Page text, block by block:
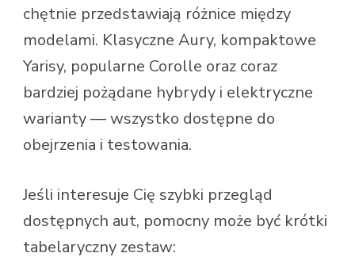
chętnie przedstawiają różnice między
modelami. Klasyczne Aury, kompaktowe
Yarisy, popularne Corolle oraz coraz
bardziej pożądane hybrydy i elektryczne
warianty — wszystko dostępne do
obejrzenia i testowania.
Jeśli interesuje Cię szybki przegląd
dostępnych aut, pomocny może być krótki
tabelaryczny zestaw: